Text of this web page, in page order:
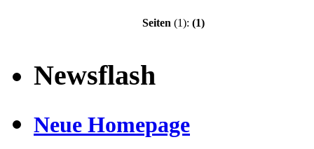
Seiten (1): (1)
Newsflash
Neue Homepage